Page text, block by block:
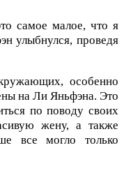
самое малое, что я
улыбнулся, проведя
особенно
на Ли Яньфэна. Это
по поводу своих
жену, а также
все могло только